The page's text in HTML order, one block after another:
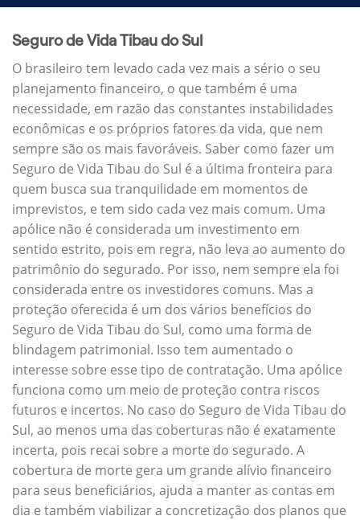
Seguro de Vida Tibau do Sul
O brasileiro tem levado cada vez mais a sério o seu
planejamento financeiro, o que também é uma
necessidade, em razão das constantes instabilidades
econômicas e os próprios fatores da vida, que nem
sempre são os mais favoráveis. Saber como fazer um
Seguro de Vida Tibau do Sul é a última fronteira para
quem busca sua tranquilidade em momentos de
imprevistos, e tem sido cada vez mais comum. Uma
apólice não é considerada um investimento em
sentido estrito, pois em regra, não leva ao aumento do
patrimônio do segurado. Por isso, nem sempre ela foi
considerada entre os investidores comuns. Mas a
proteção oferecida é um dos vários benefícios do
Seguro de Vida Tibau do Sul, como uma forma de
blindagem patrimonial. Isso tem aumentado o
interesse sobre esse tipo de contratação. Uma apólice
funciona como um meio de proteção contra riscos
futuros e incertos. No caso do Seguro de Vida Tibau do
Sul, ao menos uma das coberturas não é exatamente
incerta, pois recai sobre a morte do segurado. A
cobertura de morte gera um grande alívio financeiro
para seus beneficiários, ajuda a manter as contas em
dia e também viabilizar a concretização dos planos que